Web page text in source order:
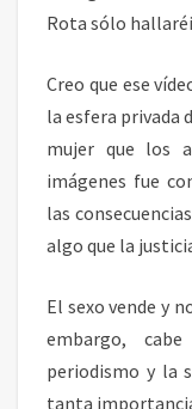
Rota sólo
Creo que ese
la esfera privada
mujer que los
imágenes fue
las
algo que la
El sexo vende y
embargo,
periodismo y la
tanta